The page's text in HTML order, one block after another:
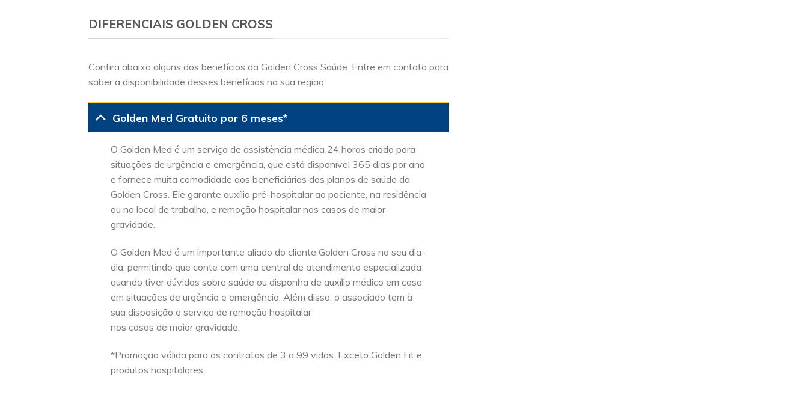
DIFERENCIAIS GOLDEN CROSS
Confira abaixo alguns dos benefícios da Golden Cross Saúde. Entre em contato para
saber a disponibilidade desses benefícios na sua região.
Golden Med Gratuito por 6 meses*
O Golden Med é um serviço de assistência médica 24 horas criado para
situações de urgência e emergência, que está disponível 365 dias por ano
e fornece muita comodidade aos beneficiários dos planos de saúde da
Golden Cross. Ele garante auxílio pré-hospitalar ao paciente, na residência
ou no local de trabalho, e remoção hospitalar nos casos de maior
gravidade.
O Golden Med é um importante aliado do cliente Golden Cross no seu dia-
dia, permitindo que conte com uma central de atendimento especializada
quando tiver dúvidas sobre saúde ou disponha de auxílio médico em casa
em situações de urgência e emergência. Além disso, o associado tem à
sua disposição o serviço de remoção hospitalar
nos casos de maior gravidade.
*Promoção válida para os contratos de 3 a 99 vidas. Exceto Golden Fit e
produtos hospitalares.